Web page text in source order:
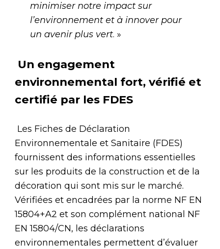
minimiser notre impact sur
l’environnement et à innover pour
un avenir plus vert. »
Un engagement
environnemental fort, vérifié et
certifié par les FDES
Les Fiches de Déclaration
Environnementale et Sanitaire (FDES)
fournissent des informations essentielles
sur les produits de la construction et de la
décoration qui sont mis sur le marché.
Vérifiées et encadrées par la norme NF EN
15804+A2 et son complément national NF
EN 15804/CN, les déclarations
environnementales permettent d’évaluer